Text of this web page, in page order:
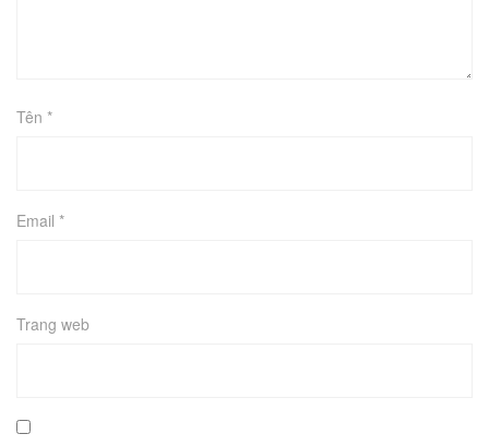
Tên *
Email *
Trang web